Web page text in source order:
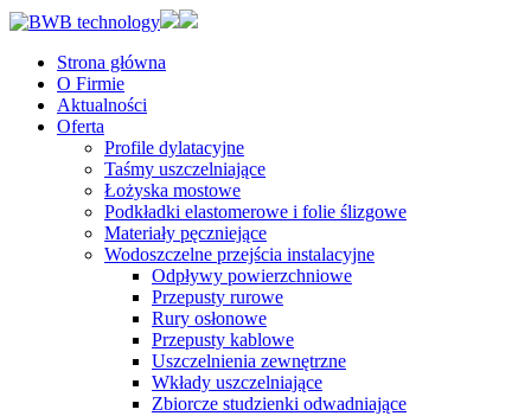
Strona główna
O Firmie
Aktualności
Oferta
Profile dylatacyjne
Taśmy uszczelniające
Łożyska mostowe
Podkładki elastomerowe i folie ślizgowe
Materiały pęczniejące
Wodoszczelne przejścia instalacyjne
Odpływy powierzchniowe
Przepusty rurowe
Rury osłonowe
Przepusty kablowe
Uszczelnienia zewnętrzne
Wkłady uszczelniające
Zbiorcze studzienki odwadniające